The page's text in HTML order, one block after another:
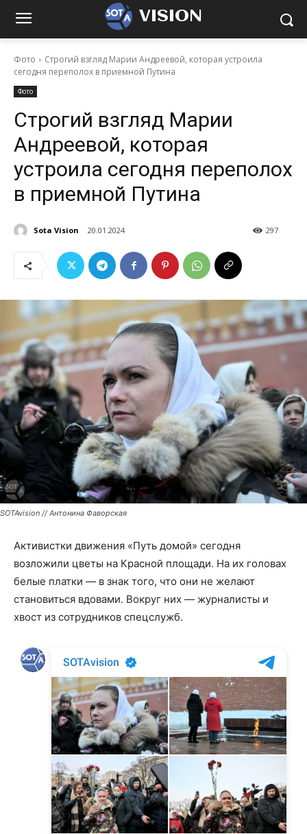
VISION
Фото
Строгий взгляд Марии Андреевой, которая устроила
сегодня переполох в приемной Путина
Фото
Строгий взгляд Марии
Андреевой, которая
устроила сегодня переполох
в приемной Путина
Sota Vision 20.01.2024 297
SOTAvision // Антонина Фаворская
Активистки движения «Путь домой» сегодня
возложили цветы на Красной площади. На их головах
белые платки — в знак того, что они не желают
становиться вдовами. Вокруг них — журналисты и
хвост из сотрудников спецслужб.